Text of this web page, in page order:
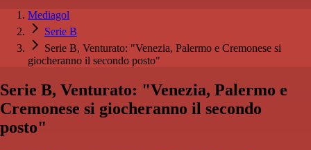
Mediagol
Serie B
Serie B, Venturato: "Venezia, Palermo e Cremonese si
giocheranno il secondo posto"
Serie B, Venturato: "Venezia, Palermo e
Cremonese si giocheranno il secondo
posto"